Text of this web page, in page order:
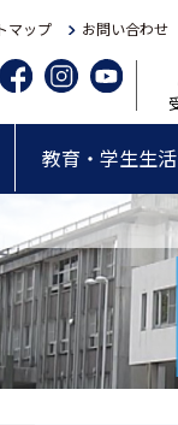
マップ お問い合わせ
教育・学生生活